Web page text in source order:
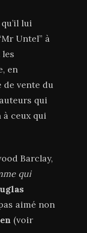
qu’il lui
Untel” à
en
de vente du
qui
à ceux qui
Barclay,
qui
aimé non
(voir